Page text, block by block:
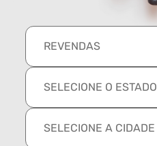
REVENDAS
SELECIONE O ESTADO
SELECIONE A CIDADE